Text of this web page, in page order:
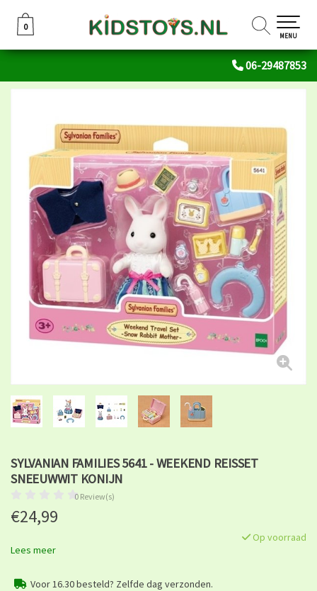
06-29487853
0
0
MENU
SYLVANIAN FAMILIES 5641 - WEEKEND REISSET
SNEEUWWIT KONIJN
0 Review(s)
€24,99
Op voorraad
Lees meer
Voor 16.30 besteld? Zelfde dag verzonden.